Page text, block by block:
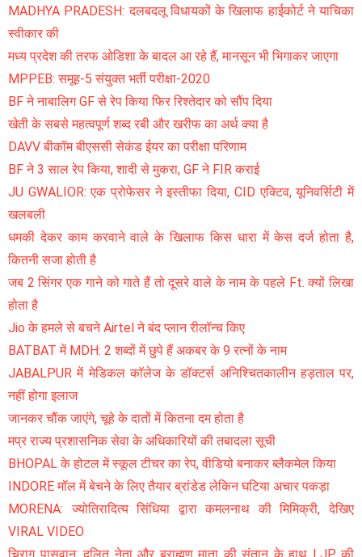
MADHYA PRADESH: दलबदलू विधायकों के खिलाफ हाईकोर्ट ने याचिका
स्वीकार की
मध्य प्रदेश की तरफ ओडिशा के बादल आ रहे हैं, मानसून भी भिगाकर जाएगा
MPPEB: समूह-5 संयुक्त भर्ती परीक्षा-2020
BF ने नाबालिग GF से रेप किया फिर रिश्तेदार को सौंप दिया
खेती के सबसे महत्वपूर्ण शब्द रबी और खरीफ का अर्थ क्या है
DAVV बीकॉम बीएससी सेकंड ईयर का परीक्षा परिणाम
BF ने 3 साल रेप किया, शादी से मुकरा, GF ने FIR कराई
JU GWALIOR: एक प्रोफेसर ने इस्तीफा दिया, CID एक्टिव, यूनिवर्सिटी में
खलबली
धमकी देकर काम करवाने वाले के खिलाफ किस धारा में केस दर्ज होता है,
कितनी सजा होती है
जब 2 सिंगर एक गाने को गाते हैं तो दूसरे वाले के नाम के पहले Ft. क्यों लिखा
होता है
Jio के हमले से बचने Airtel ने बंद प्लान रीलॉन्च किए
BATBAT में MDH: 2 शब्दों में छुपे हैं अकबर के 9 रत्नों के नाम
JABALPUR में मेडिकल काॅलेज के डॉक्टर्स अनिश्चितकालीन हड़ताल पर,
नहीं होगा इलाज
जानकर चौंक जाएंगे, चूहे के दातों में कितना दम होता है
मप्र राज्य प्रशासनिक सेवा के अधिकारियों की तबादला सूची
BHOPAL के होटल में स्कूल टीचर का रेप, वीडियो बनाकर ब्लैकमेल किया
INDORE मॉल में बेचने के लिए तैयार ब्रांडेड लेकिन घटिया अचार पकड़ा
MORENA: ज्योतिरादित्य सिंधिया द्वारा कमलनाथ की मिमिक्री, देखिए
VIRAL VIDEO